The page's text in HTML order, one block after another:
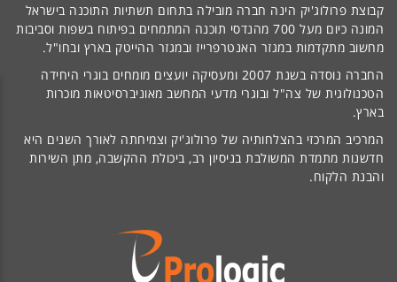
קבוצת פרולוג'יק הינה חברה מובילה בתחום תשתיות התוכנה בישראל
המונה כיום מעל 700 מהנדסי תוכנה המתמחים בפיתוח בשפות וסביבות
מחשוב מתקדמות במגזר האנטרפרייז ובמגזר ההייטק בארץ ובחו"ל.
החברה נוסדה בשנת 2007 ומעסיקה יועצים מומחים בוגרי היחידה
הטכנולוגית של צה"ל ובוגרי מדעי המחשב מאוניברסיטאות מוכרות
בארץ.
המרכיב המרכזי בהצלחותיה של פרולוג'יק וצמיחתה לאורך השנים היא
חדשנות מתמדת המשולבת בניסיון רב, ביכולת ההקשבה, מתן השירות
והבנת הלקוח.